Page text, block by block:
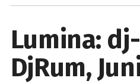
Lumina:
DjRum,